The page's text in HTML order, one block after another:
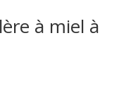
à miel à